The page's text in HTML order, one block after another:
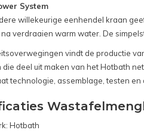
System
willekeurige eenhendel kraan
verdraaien warm water. De
vindt de productie
die deel uit maken van het Hotbath
technologie, assemblage, testen en
Hotbath